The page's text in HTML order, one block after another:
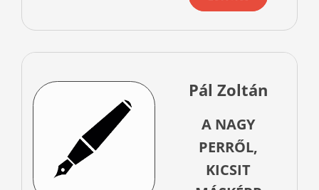
Pál Zoltán
A NAGY
PERRŐL,
KICSIT